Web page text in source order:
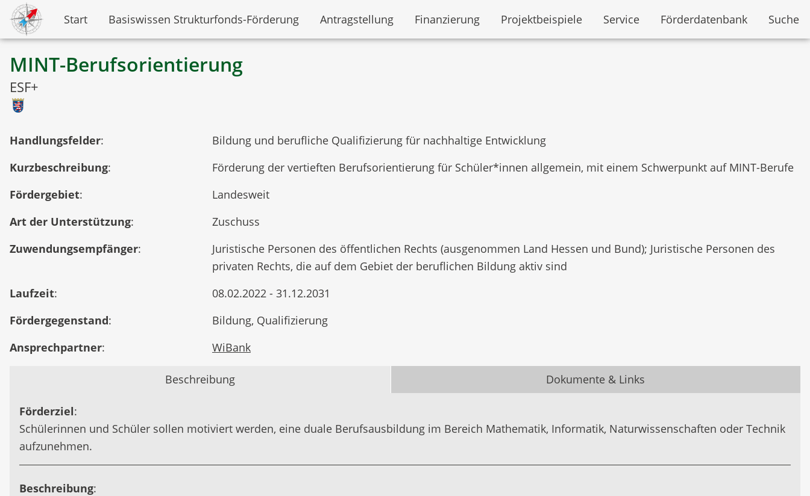
Start Basiswissen Strukturfonds-Förderung Antragstellung Finanzierung Projektbeispiele Service Förderdatenbank Suche
MINT-Berufsorientierung
ESF+
Handlungsfelder:
Bildung und berufliche Qualifizierung für nachhaltige Entwicklung
Kurzbeschreibung:
Förderung der vertieften Berufsorientierung für Schüler*innen allgemein, mit einem Schwerpunkt auf MINT-Berufe
Fördergebiet:
Landesweit
Art der Unterstützung:
Zuschuss
Zuwendungsempfänger:
Juristische Personen des öffentlichen Rechts (ausgenommen Land Hessen und Bund); Juristische Personen des
privaten Rechts, die auf dem Gebiet der beruflichen Bildung aktiv sind
Laufzeit:
08.02.2022 - 31.12.2031
Fördergegenstand:
Bildung, Qualifizierung
Ansprechpartner: WiBank
Beschreibung Dokumente & Links
Förderziel:
Schülerinnen und Schüler sollen motiviert werden, eine duale Berufsausbildung im Bereich Mathematik, Informatik, Naturwissenschaften oder Technik
aufzunehmen.
Beschreibung: